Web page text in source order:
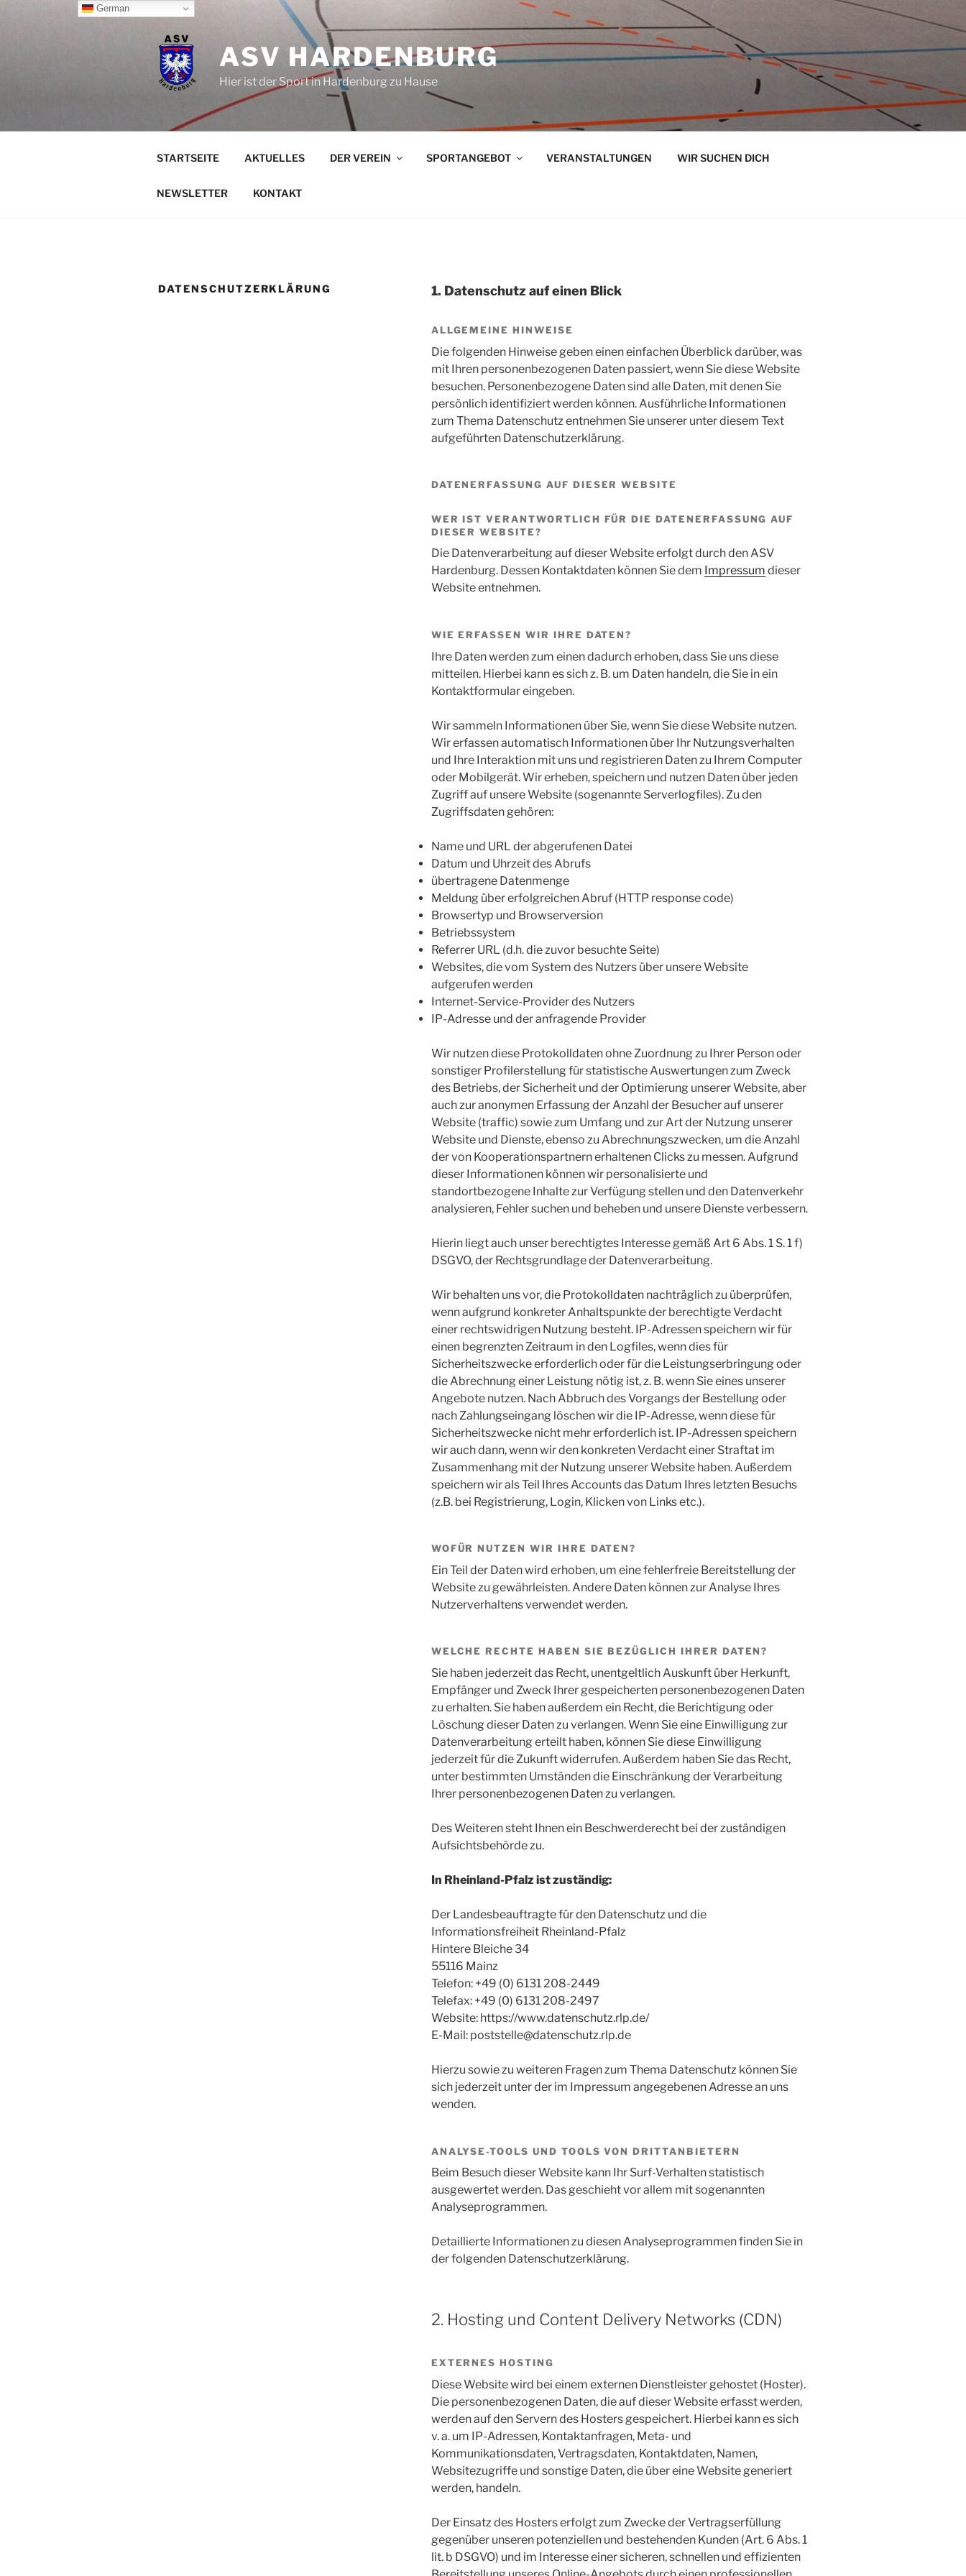
ASV HARDENBURG
Hier ist der Sport in Hardenburg zu Hause
STARTSEITE AKTUELLES DER VEREIN SPORTANGEBOT VERANSTALTUNGEN WIR SUCHEN DICH
NEWSLETTER KONTAKT
DATENSCHUTZERKLÄRUNG 1. Datenschutz auf einen Blick
ALLGEMEINE HINWEISE
Die folgenden Hinweise geben einen einfachen Überblick darüber, was
mit Ihren personenbezogenen Daten passiert, wenn Sie diese Website
besuchen. Personenbezogene Daten sind alle Daten, mit denen Sie
persönlich identifiziert werden können. Ausführliche Informationen
zum Thema Datenschutz entnehmen Sie unserer unter diesem Text
aufgeführten Datenschutzerklärung.
DATENERFASSUNG AUF DIESER WEBSITE
WER IST VERANTWORTLICH FÜR DIE DATENERFASSUNG AUF
DIESER WEBSITE?
Die Datenverarbeitung auf dieser Website erfolgt durch den ASV
Hardenburg. Dessen Kontaktdaten können Sie dem Impressum dieser
Website entnehmen.
WIE ERFASSEN WIR IHRE DATEN?
Ihre Daten werden zum einen dadurch erhoben, dass Sie uns diese
mitteilen. Hierbei kann es sich z. B. um Daten handeln, die Sie in ein
Kontaktformular eingeben.
Wir sammeln Informationen über Sie, wenn Sie diese Website nutzen.
Wir erfassen automatisch Informationen über Ihr Nutzungsverhalten
und Ihre Interaktion mit uns und registrieren Daten zu Ihrem Computer
oder Mobilgerät. Wir erheben, speichern und nutzen Daten über jeden
Zugriff auf unsere Website (sogenannte Serverlogfiles). Zu den
Zugriffsdaten gehören:
Name und URL der abgerufenen Datei
Datum und Uhrzeit des Abrufs
übertragene Datenmenge
Meldung über erfolgreichen Abruf (HTTP response code)
Browsertyp und Browserversion
Betriebssystem
Referrer URL (d.h. die zuvor besuchte Seite)
Websites, die vom System des Nutzers über unsere Website
aufgerufen werden
Internet-Service-Provider des Nutzers
IP-Adresse und der anfragende Provider
Wir nutzen diese Protokolldaten ohne Zuordnung zu Ihrer Person oder
sonstiger Profilerstellung für statistische Auswertungen zum Zweck
des Betriebs, der Sicherheit und der Optimierung unserer Website, aber
auch zur anonymen Erfassung der Anzahl der Besucher auf unserer
Website (traffic) sowie zum Umfang und zur Art der Nutzung unserer
Website und Dienste, ebenso zu Abrechnungszwecken, um die Anzahl
der von Kooperationspartnern erhaltenen Clicks zu messen. Aufgrund
dieser Informationen können wir personalisierte und
standortbezogene Inhalte zur Verfügung stellen und den Datenverkehr
analysieren, Fehler suchen und beheben und unsere Dienste verbessern.
Hierin liegt auch unser berechtigtes Interesse gemäß Art 6 Abs. 1 S. 1 f)
DSGVO, der Rechtsgrundlage der Datenverarbeitung.
Wir behalten uns vor, die Protokolldaten nachträglich zu überprüfen,
wenn aufgrund konkreter Anhaltspunkte der berechtigte Verdacht
einer rechtswidrigen Nutzung besteht. IP-Adressen speichern wir für
einen begrenzten Zeitraum in den Logfiles, wenn dies für
Sicherheitszwecke erforderlich oder für die Leistungserbringung oder
die Abrechnung einer Leistung nötig ist, z. B. wenn Sie eines unserer
Angebote nutzen. Nach Abbruch des Vorgangs der Bestellung oder
nach Zahlungseingang löschen wir die IP-Adresse, wenn diese für
Sicherheitszwecke nicht mehr erforderlich ist. IP-Adressen speichern
wir auch dann, wenn wir den konkreten Verdacht einer Straftat im
Zusammenhang mit der Nutzung unserer Website haben. Außerdem
speichern wir als Teil Ihres Accounts das Datum Ihres letzten Besuchs
(z.B. bei Registrierung, Login, Klicken von Links etc.).
WOFÜR NUTZEN WIR IHRE DATEN?
Ein Teil der Daten wird erhoben, um eine fehlerfreie Bereitstellung der
Website zu gewährleisten. Andere Daten können zur Analyse Ihres
Nutzerverhaltens verwendet werden.
WELCHE RECHTE HABEN SIE BEZÜGLICH IHRER DATEN?
Sie haben jederzeit das Recht, unentgeltlich Auskunft über Herkunft,
Empfänger und Zweck Ihrer gespeicherten personenbezogenen Daten
zu erhalten. Sie haben außerdem ein Recht, die Berichtigung oder
Löschung dieser Daten zu verlangen. Wenn Sie eine Einwilligung zur
Datenverarbeitung erteilt haben, können Sie diese Einwilligung
jederzeit für die Zukunft widerrufen. Außerdem haben Sie das Recht,
unter bestimmten Umständen die Einschränkung der Verarbeitung
Ihrer personenbezogenen Daten zu verlangen.
Des Weiteren steht Ihnen ein Beschwerderecht bei der zuständigen
Aufsichtsbehörde zu.
In Rheinland-Pfalz ist zuständig:
Der Landesbeauftragte für den Datenschutz und die
Informationsfreiheit Rheinland-Pfalz
Hintere Bleiche 34
55116 Mainz
Telefon: +49 (0) 6131 208-2449
Telefax: +49 (0) 6131 208-2497
Website: https://www.datenschutz.rlp.de/
E-Mail: poststelle@datenschutz.rlp.de
Hierzu sowie zu weiteren Fragen zum Thema Datenschutz können Sie
sich jederzeit unter der im Impressum angegebenen Adresse an uns
wenden.
ANALYSE-TOOLS UND TOOLS VON DRITTANBIETERN
Beim Besuch dieser Website kann Ihr Surf-Verhalten statistisch
ausgewertet werden. Das geschieht vor allem mit sogenannten
Analyseprogrammen.
Detaillierte Informationen zu diesen Analyseprogrammen finden Sie in
der folgenden Datenschutzerklärung.
2. Hosting und Content Delivery Networks (CDN)
EXTERNES HOSTING
Diese Website wird bei einem externen Dienstleister gehostet (Hoster).
Die personenbezogenen Daten, die auf dieser Website erfasst werden,
werden auf den Servern des Hosters gespeichert. Hierbei kann es sich
v. a. um IP-Adressen, Kontaktanfragen, Meta- und
Kommunikationsdaten, Vertragsdaten, Kontaktdaten, Namen,
Websitezugriffe und sonstige Daten, die über eine Website generiert
werden, handeln.
Der Einsatz des Hosters erfolgt zum Zwecke der Vertragserfüllung
gegenüber unseren potenziellen und bestehenden Kunden (Art. 6 Abs. 1
lit. b DSGVO) und im Interesse einer sicheren, schnellen und effizienten
German